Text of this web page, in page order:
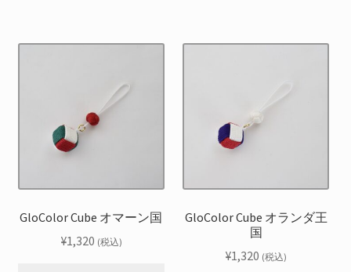
GloColor Cube オマーン国
¥1,320 (税込)
GloColor Cube オランダ王
国
¥1,320 (税込)